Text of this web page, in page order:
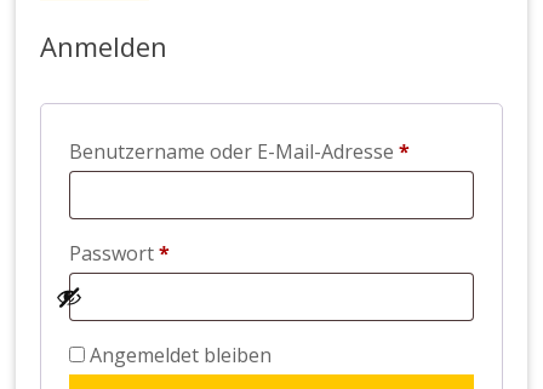
Anmelden
Benutzername oder E-Mail-Adresse*Erforderlich
Passwort*Erforderlich
Angemeldet bleiben